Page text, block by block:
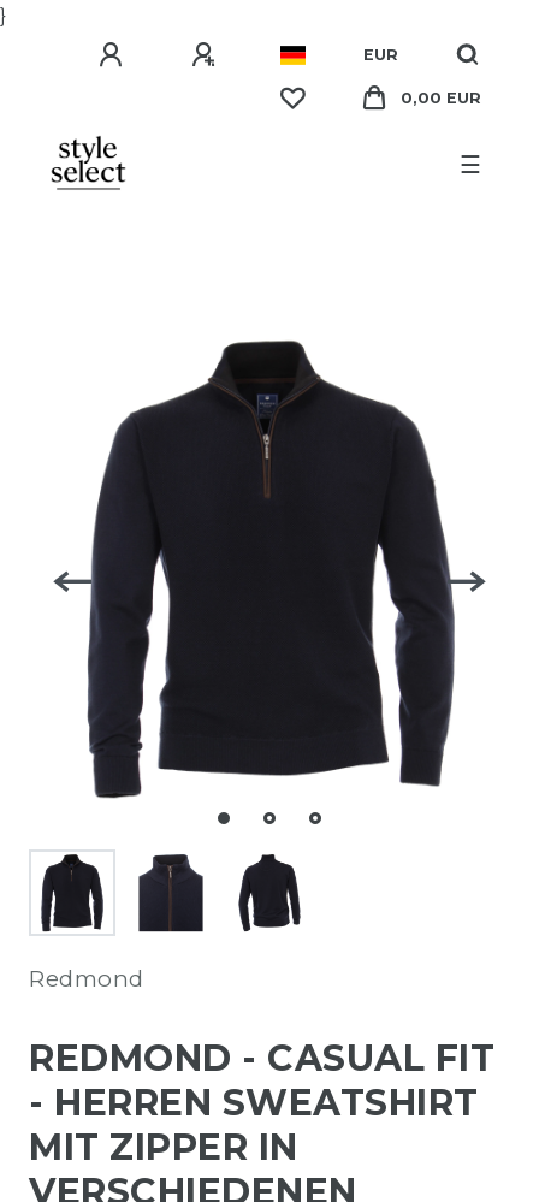
}
EUR
0,00 EUR
☰
Redmond
REDMOND - CASUAL FIT
- HERREN SWEATSHIRT
MIT ZIPPER IN
VERSCHIEDENEN